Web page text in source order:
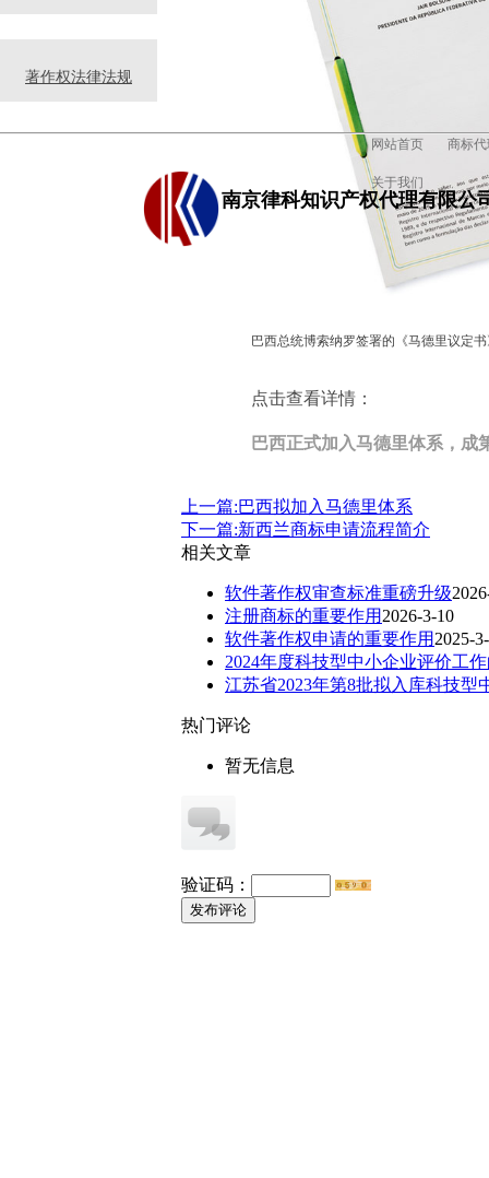
巴西总统博索纳罗签署的《马德里议定
点击查看详情：
巴西正式加入马德里体系，成
上一篇:巴西拟加入马德里体系
下一篇:新西兰商标申请流程简介
相关文章
软件著作权审查标准重磅升级
注册商标的重要作用 2026-3-10
软件著作权申请的重要作用 2025-
2024年度科技型中小企业评价工
江苏省2023年第8批拟入库科技型
热门评论
暂无信息
验证码：
发布评论
著作权法律法规
网站首页 商标
关于我们
南京律科知识产权代理有限公